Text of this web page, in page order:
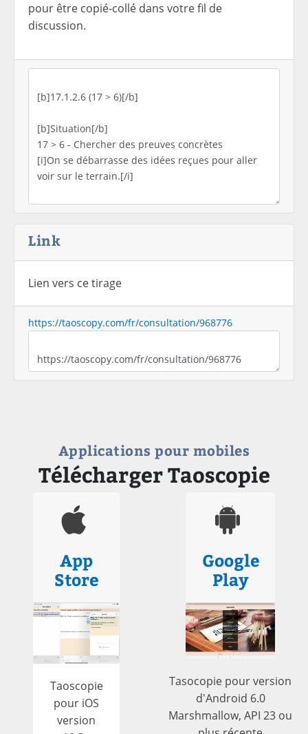
pour être copié-collé dans votre fil de
discussion.
Link
Lien vers ce tirage
https://taoscopy.com/fr/consultation/968776
Applications pour mobiles
Télécharger Taoscopie
App
Store
Taoscopie
pour iOS
version
Google
Play
Tasocopie pour version
d'Android 6.0
Marshmallow, API 23 ou